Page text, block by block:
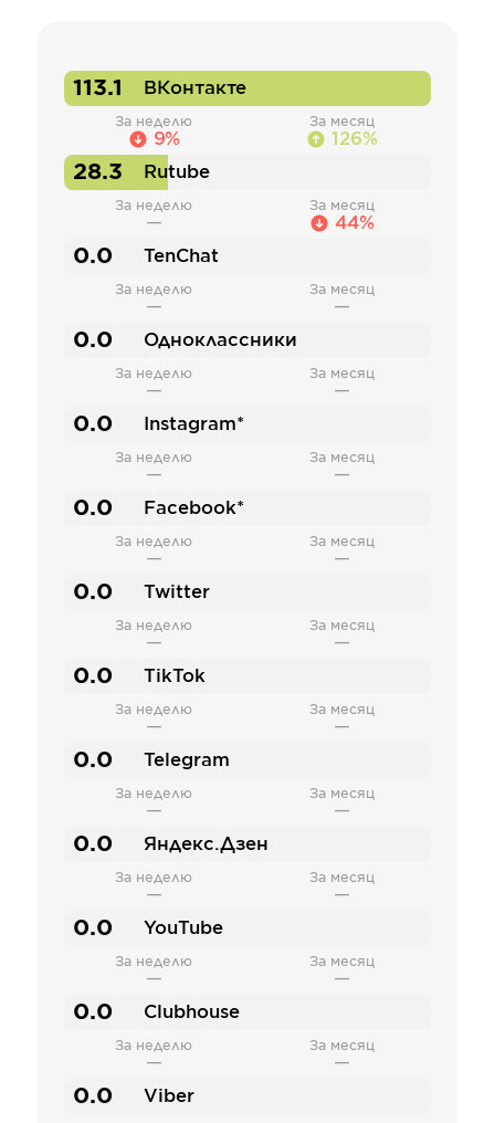
113.1 ВКонтакте
За неделю
9%
За месяц
126%
28.3 Rutube
За неделю
—
За месяц
44%
0.0 TenChat
За неделю
—
За месяц
—
0.0 Одноклассники
За неделю
—
За месяц
—
0.0 Instagram*
За неделю
—
За месяц
—
0.0 Facebook*
За неделю
—
За месяц
—
0.0 Twitter
За неделю
—
За месяц
—
0.0 TikTok
За неделю
—
За месяц
—
0.0 Telegram
За неделю
—
За месяц
—
0.0 Яндекс.Дзен
За неделю
—
За месяц
—
0.0 YouTube
За неделю
—
За месяц
—
0.0 Clubhouse
За неделю
—
За месяц
—
0.0 Viber